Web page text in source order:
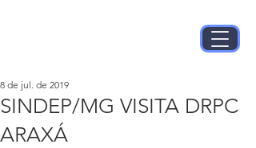
SINDEP/MG VISITA DRPC
ARAXÁ
8 de jul. de 2019